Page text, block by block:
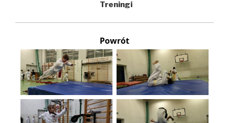
Treningi
Powrót